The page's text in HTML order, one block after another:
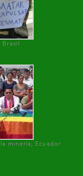
minería, Ecuador